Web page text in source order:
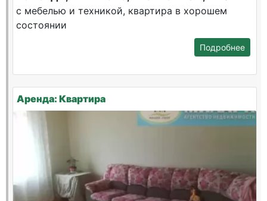
с мебелью и техникой, квартира в хорошем
состоянии
Подробнее
Аренда: Квартира